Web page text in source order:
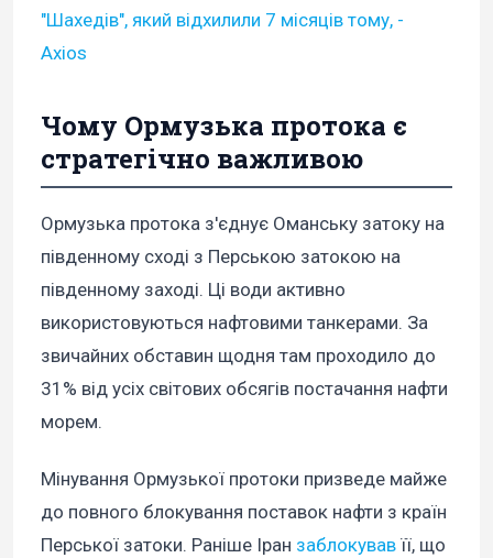
"Шахедів", який відхилили 7 місяців тому, -
Axios
Чому Ормузька протока є
стратегічно важливою
Ормузька протока з'єднує Оманську затоку на
південному сході з Перською затокою на
південному заході. Ці води активно
використовуються нафтовими танкерами. За
звичайних обставин щодня там проходило до
31% від усіх світових обсягів постачання нафти
морем.
Мінування Ормузької протоки призведе майже
до повного блокування поставок нафти з країн
Перської затоки. Раніше Іран заблокував її, що